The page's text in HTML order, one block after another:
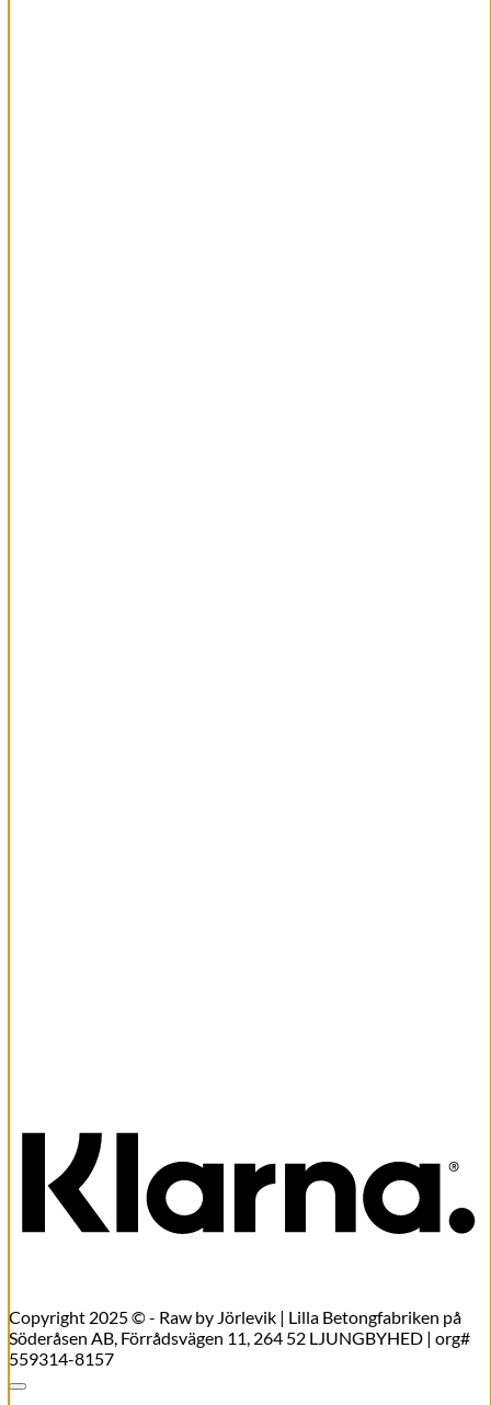
Copyright 2025 © - Raw by Jörlevik | Lilla Betongfabriken på
Söderåsen AB, Förrådsvägen 11, 264 52 LJUNGBYHED | org#
559314-8157